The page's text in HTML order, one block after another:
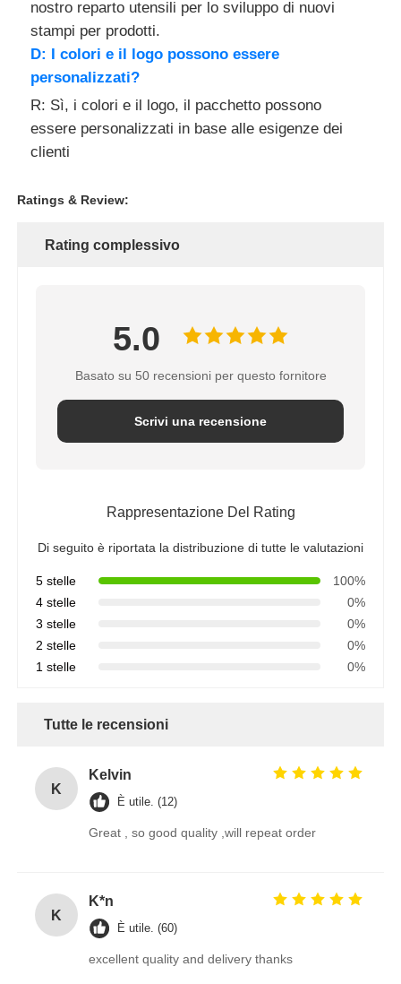
nostro reparto utensili per lo sviluppo di nuovi
stampi per prodotti.
D: I colori e il logo possono essere
personalizzati?
R: Sì, i colori e il logo, il pacchetto possono
essere personalizzati in base alle esigenze dei
clienti
Ratings & Review:
Rating complessivo
5.0
Basato su 50 recensioni per questo fornitore
Scrivi una recensione
Rappresentazione Del Rating
Di seguito è riportata la distribuzione di tutte le valutazioni
5 stelle
100%
4 stelle
0%
3 stelle
0%
2 stelle
0%
1 stelle
0%
Tutte le recensioni
K
Kelvin
È utile. (12)
Great , so good quality ,will repeat order
K
K*n
È utile. (60)
excellent quality and delivery thanks